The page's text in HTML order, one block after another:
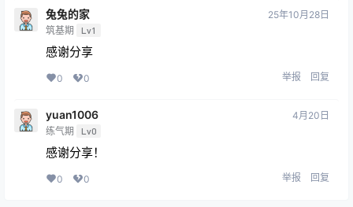
兔兔的家
筑基期 Lv1
25年10月28日
感谢分享
0 0 举报 回复
yuan1006
练气期 Lv0
4月20日
感谢分享！
0 0 举报 回复